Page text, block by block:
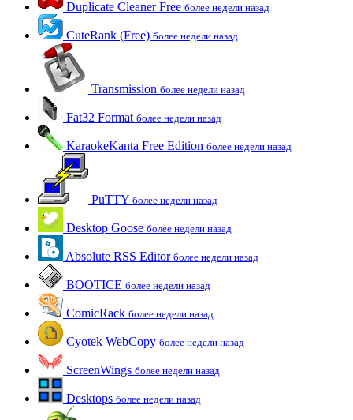
Duplicate Cleaner Free более недели назад
CuteRank (Free) более недели назад
Transmission более недели назад
Fat32 Format более недели назад
KaraokeKanta Free Edition более недели назад
PuTTY более недели назад
Desktop Goose более недели назад
Absolute RSS Editor более недели назад
BOOTICE более недели назад
ComicRack более недели назад
Cyotek WebCopy более недели назад
ScreenWings более недели назад
Desktops более недели назад